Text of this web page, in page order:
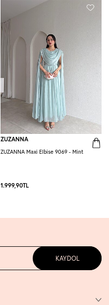
ZUZANNA
ZUZANNA Maxi Elbise 9069 - Mint
1.999,90TL
KAYDOL